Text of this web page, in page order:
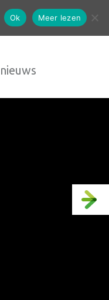
contact
nieuws
Ok Meer lezen